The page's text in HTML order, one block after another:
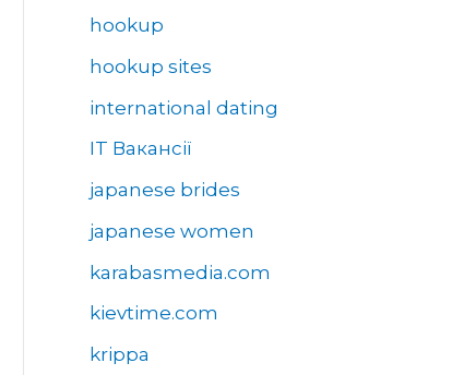
hookup
hookup sites
international dating
IT Вакансії
japanese brides
japanese women
karabasmedia.com
kievtime.com
krippa